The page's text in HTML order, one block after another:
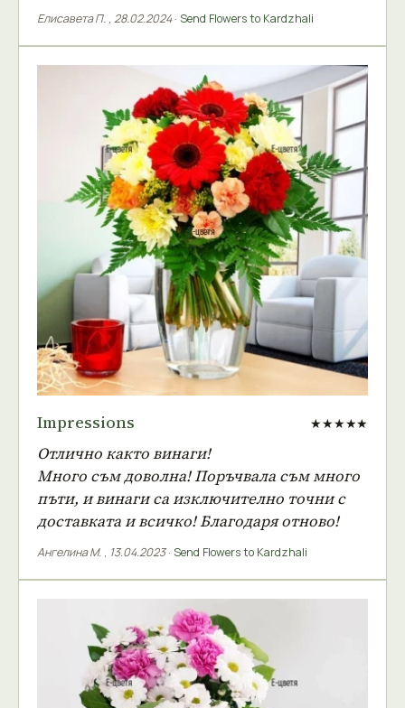
Елисавета П. , 28.02.2024· Send Flowers to Kardzhali
Impressions ★★★★★
Отлично както винаги!
Много съм доволна! Поръчвала съм много
пъти, и винаги са изключително точни с
доставката и всичко! Благодаря отново!
Ангелина М. , 13.04.2023· Send Flowers to Kardzhali